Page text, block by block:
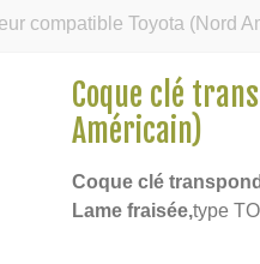
compatible Toyota (Nord
Coque clé
Américain)
Coque clé
Lame fraisée,type